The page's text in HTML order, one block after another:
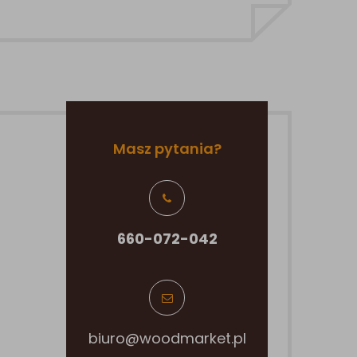
Masz pytania?
660-072-042
biuro@woodmarket.pl